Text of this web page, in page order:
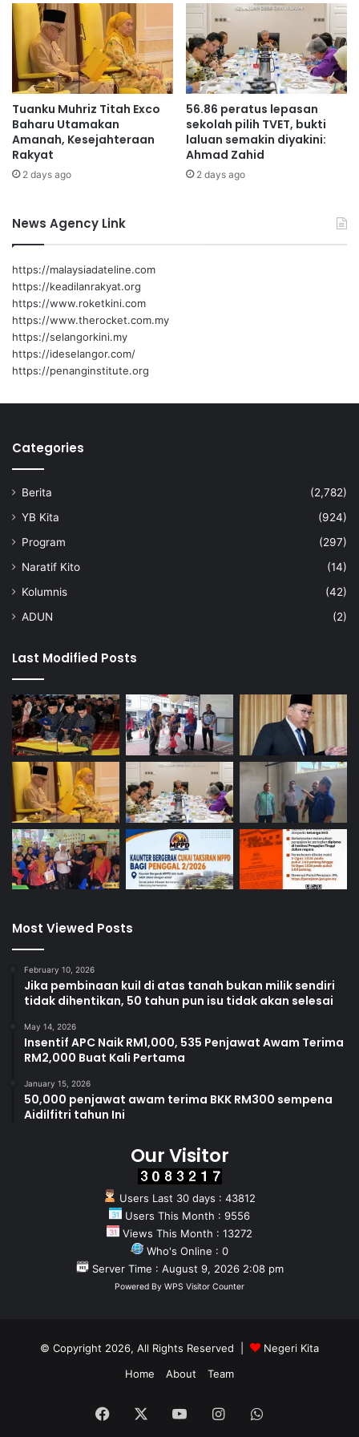
Malaysia turut menyertai 18 intervensi strategik
merangkumi isu seperti eliminasi malaria, kesihatan
mental, penyakit tidak berjangkit (NCD) dan ekonomi
kesihatan.
Selain itu, beberapa pertemuan dua hala turut diadakan
bersama negara sahabat termasuk Sepanyol, Singapura,
Vietnam dan Bangladesh bagi memperkukuh kerjasama
kesihatan serantau dan antarabangsa.
u
m
a
h
U
r
u
t
H
a
r
3
0
0
T
a
n
g
a
n
i
K
s
i
s
B
e
k
a
l
a
b
Tuanku Muhriz Titah Exco
Baharu Utamakan
Amanah, Kesejahteraan
Rakyat
2 days ago
56.86 peratus lepasan
sekolah pilih TVET, bukti
laluan semakin diyakini:
Ahmad Zahid
2 days ago
News Agency Link
https://malaysiadateline.com
https://keadilanrakyat.org
https://www.roketkini.com
https://www.therocket.com.my
https://selangorkini.my
https://ideselangor.com/
https://penanginstitute.org
Categories
Berita
(2,782)
YB Kita
(924)
Program
(297)
Naratif Kito
(14)
Kolumnis
(42)
ADUN
(2)
Last Modified Posts
Most Viewed Posts
February 10, 2026
Jika pembinaan kuil di atas tanah bukan milik sendiri
tidak dihentikan, 50 tahun pun isu tidak akan selesai
May 14, 2026
Insentif APC Naik RM1,000, 535 Penjawat Awam Terima
RM2,000 Buat Kali Pertama
January 15, 2026
50,000 penjawat awam terima BKK RM300 sempena
Aidilfitri tahun Ini
Our Visitor
Users Last 30 days : 43812
Users This Month : 9556
Views This Month : 13272
Who's Online : 0
Server Time : August 9, 2026 2:08 pm
Powered By WPS Visitor Counter
© Copyright 2026, All Rights Reserved |
Negeri Kita
Home
About Team
Facebook YouTubeInstagramWhatsApp